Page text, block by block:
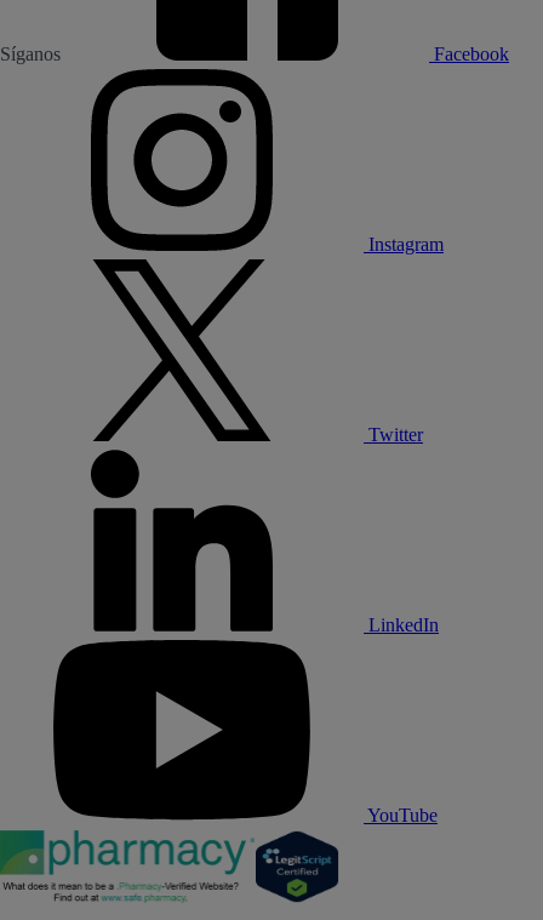
Síganos Facebook
Instagram
Twitter
LinkedIn
YouTube